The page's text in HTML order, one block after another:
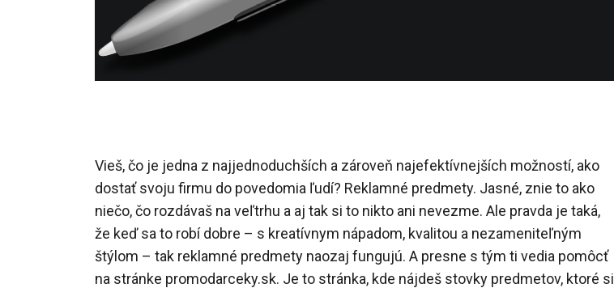
Vieš, čo je jedna z najjednoduchších a zároveň najefektívnejších možností, ako
dostať svoju firmu do povedomia ľudí? Reklamné predmety. Jasné, znie to ako
niečo, čo rozdávaš na veľtrhu a aj tak si to nikto ani nevezme. Ale pravda je taká,
že keď sa to robí dobre – s kreatívnym nápadom, kvalitou a nezameniteľným
štýlom – tak reklamné predmety naozaj fungujú. A presne s tým ti vedia pomôcť
na stránke promodarceky.sk. Je to stránka, kde nájdeš stovky predmetov, ktoré si